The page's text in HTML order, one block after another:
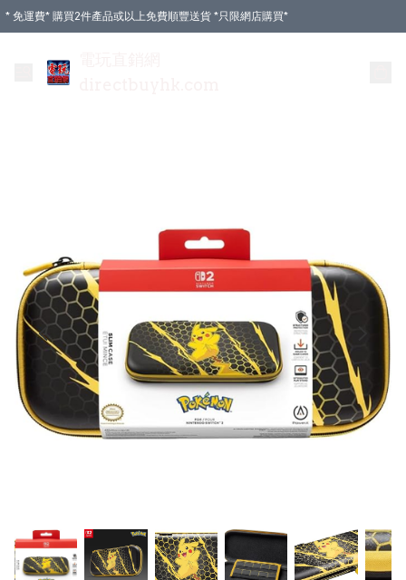
* 免運費* 購買2件產品或以上免費順豐送貨 *只限網店購買*